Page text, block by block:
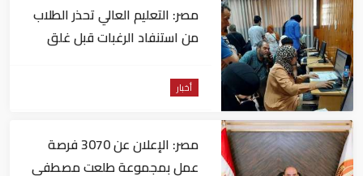
مصر: التعليم العالي تحذر الطلاب
من استنفاد الرغبات قبل غلق
أخبار
مصر: الإعلان عن 3070 فرصة
عمل بمجموعة طلعت مصطفى